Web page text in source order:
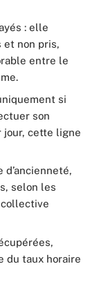
: elle
et non pris,
entre le
si
son
jour, cette ligne
selon les
du taux horaire